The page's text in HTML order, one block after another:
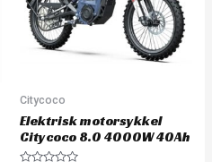
Citycoco
Elektrisk motorsykkel
Citycoco 8.0 4000W 40Ah